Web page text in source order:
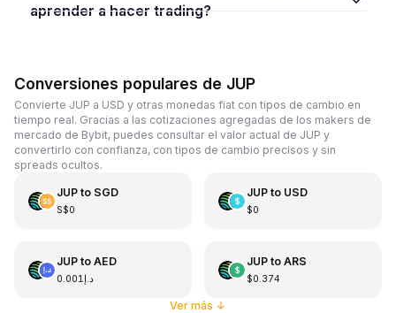
aprender a hacer trading?
Conversiones populares de JUP
Convierte JUP a USD y otras monedas fiat con tipos de cambio en
tiempo real. Gracias a las cotizaciones agregadas de los makers de
mercado de Bybit, puedes consultar el valor actual de JUP y
convertirlo con confianza, con tipos de cambio precisos y sin
spreads ocultos.
JUPto SGD
S$0
JUPto USD
$0
JUPto AED
د.إ0.001
JUPto ARS
$0.374
Ver más ↓